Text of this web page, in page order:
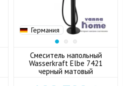
Германия
Смеситель напольный
Wasserkraft Elbe 7421
черный матовый